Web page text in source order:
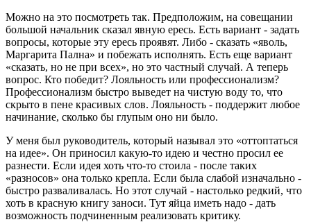
Можно на это посмотреть так. Предположим, на совещании
большой начальник сказал явную ересь. Есть вариант - задать
вопросы, которые эту ересь проявят. Либо - сказать «яволь,
Маргарита Пална» и побежать исполнять. Есть еще вариант
«сказать, но не при всех», но это частный случай. А теперь
вопрос. Кто победит? Лояльность или профессионализм?
Профессионализм быстро выведет на чистую воду то, что
скрыто в пене красивых слов. Лояльность - поддержит любое
начинание, сколько бы глупым оно ни было.
У меня был руководитель, который называл это «оттоптаться
на идее». Он приносил какую-то идею и честно просил ее
разнести. Если идея хоть что-то стоила - после таких
«разносов» она только крепла. Если была слабой изначально -
быстро разваливалась. Но этот случай - настолько редкий, что
хоть в красную книгу заноси. Тут яйца иметь надо - дать
возможность подчиненным реализовать критику.